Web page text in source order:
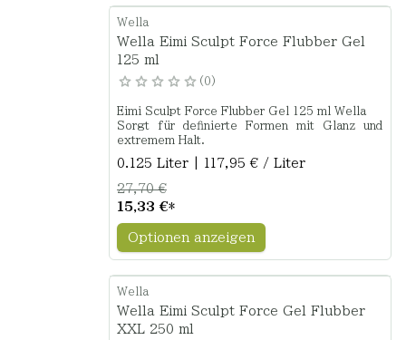
Wella
Wella Eimi Sculpt Force Flubber Gel
125 ml
0
Eimi Sculpt Force Flubber Gel 125 ml Wella
Sorgt für definierte Formen mit Glanz und
extremem Halt.
0.125 Liter | 117,95 € / Liter
15,33 €*
27,70 €
Optionen anzeigen
Wella
Wella Eimi Sculpt Force Gel Flubber
XXL 250 ml